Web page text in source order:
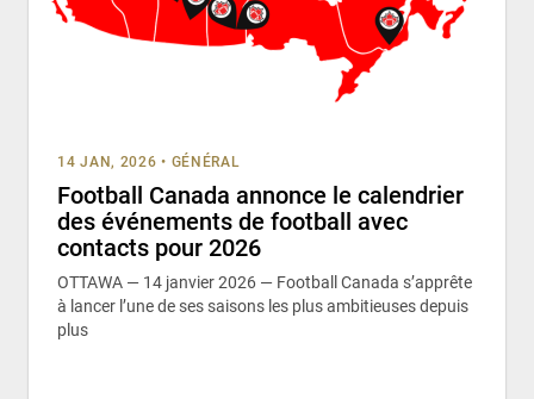
14 JAN, 2026 • GÉNÉRAL
Football Canada annonce le calendrier
des événements de football avec
contacts pour 2026
OTTAWA — 14 janvier 2026 — Football Canada s’apprête
à lancer l’une de ses saisons les plus ambitieuses depuis
plus